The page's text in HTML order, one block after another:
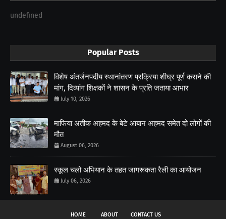
undefined
Popular Posts
विशेष अंतर्जनपदीय स्थानांतरण प्रक्रिया शीघ्र पूर्ण कराने की
मांग, दिव्यांग शिक्षकों ने शासन के प्रति जताया आभार
July 10, 2026
माफिया अतीक अहमद के बेटे आबान अहमद समेत दो लोगों की
मौत
August 06, 2026
स्कूल चलो अभियान के तहत जागरूकता रैली का आयोजन
July 06, 2026
HOME ABOUT CONTACT US